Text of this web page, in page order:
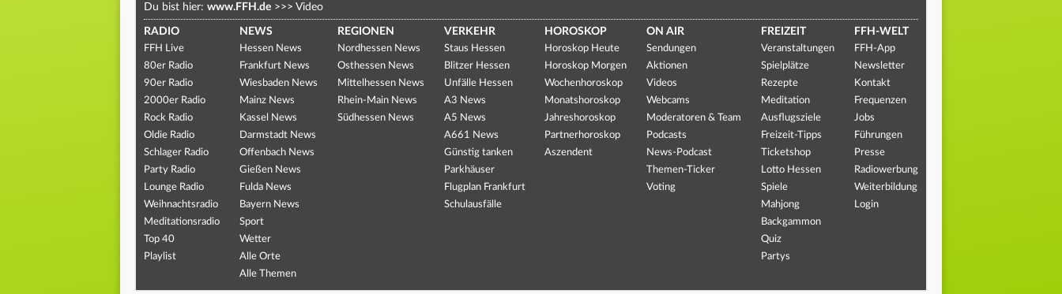
Du bist hier: www.FFH.de >>> Video
RADIO
FFH Live
80er Radio
90er Radio
2000er Radio
Rock Radio
Oldie Radio
Schlager Radio
Party Radio
Lounge Radio
Weihnachtsradio
Meditationsradio
Top 40
Playlist
NEWS
Hessen News
Frankfurt News
Wiesbaden News
Mainz News
Kassel News
Darmstadt News
Offenbach News
Gießen News
Fulda News
Bayern News
Sport
Wetter
Alle Orte
Alle Themen
REGIONEN
Nordhessen News
Osthessen News
Mittelhessen News
Rhein-Main News
Südhessen News
VERKEHR
Staus Hessen
Blitzer Hessen
Unfälle Hessen
A3 News
A5 News
A661 News
Günstig tanken
Parkhäuser
Flugplan Frankfurt
Schulausfälle
HOROSKOP
Horoskop Heute
Horoskop Morgen
Wochenhoroskop
Monatshoroskop
Jahreshoroskop
Partnerhoroskop
Aszendent
ON AIR
Sendungen
Aktionen
Videos
Webcams
Moderatoren & Team
Podcasts
News-Podcast
Themen-Ticker
Voting
FREIZEIT
Veranstaltungen
Spielplätze
Rezepte
Meditation
Ausflugsziele
Freizeit-Tipps
Ticketshop
Lotto Hessen
Spiele
Mahjong
Backgammon
Quiz
Partys
FFH-WELT
FFH-App
Newsletter
Kontakt
Frequenzen
Jobs
Führungen
Presse
Radiowerbung
Weiterbildung
Login